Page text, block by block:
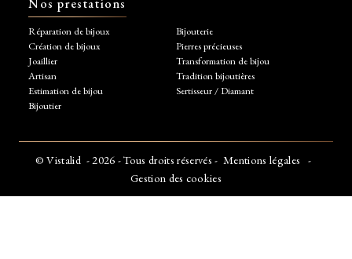
Réparation de bijoux
Création de bijoux
Joaillier
Artisan
Estimation de bijou
Bijoutier
Bijouterie
Pierres précieuses
Transformation de bijou
Tradition bijoutières
Sertisseur / Diamant
©Vistalid - 2026 - Tous droits réservés - Mentions légales -
Gestion des cookies